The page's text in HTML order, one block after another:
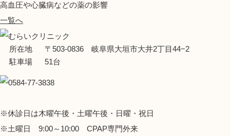
高血圧や心臓病などの薬の影響
一覧へ
所在地
〒503-0836 岐阜県大垣市大井2丁目44−2
駐車場
51台
※休診日は木曜午後・土曜午後・日曜・祝日
※土曜日 9:00～10:00 CPAP専門外来